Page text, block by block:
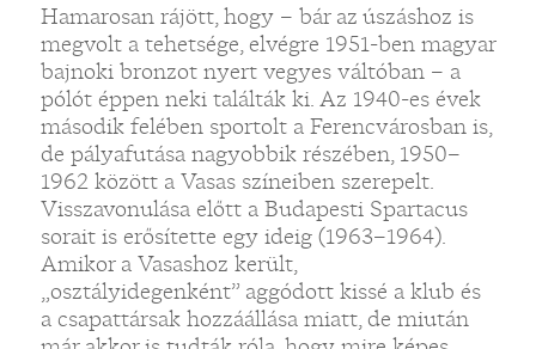
Hamarosan rájött, hogy – bár az úszáshoz is
megvolt a tehetsége, elvégre 1951-ben magyar
bajnoki bronzot nyert vegyes váltóban – a
pólót éppen neki találták ki. Az 1940-es évek
második felében sportolt a Ferencvárosban is,
de pályafutása nagyobbik részében, 1950–
1962 között a Vasas színeiben szerepelt.
Visszavonulása előtt a Budapesti Spartacus
sorait is erősítette egy ideig (1963–1964).
Amikor a Vasashoz került,
„osztályidegenként” aggódott kissé a klub és
a csapattársak hozzáállása miatt, de miután